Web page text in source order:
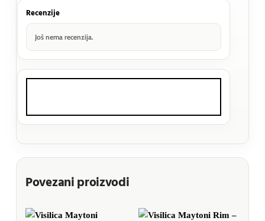
Recenzije
Još nema recenzija.
Povezani proizvodi